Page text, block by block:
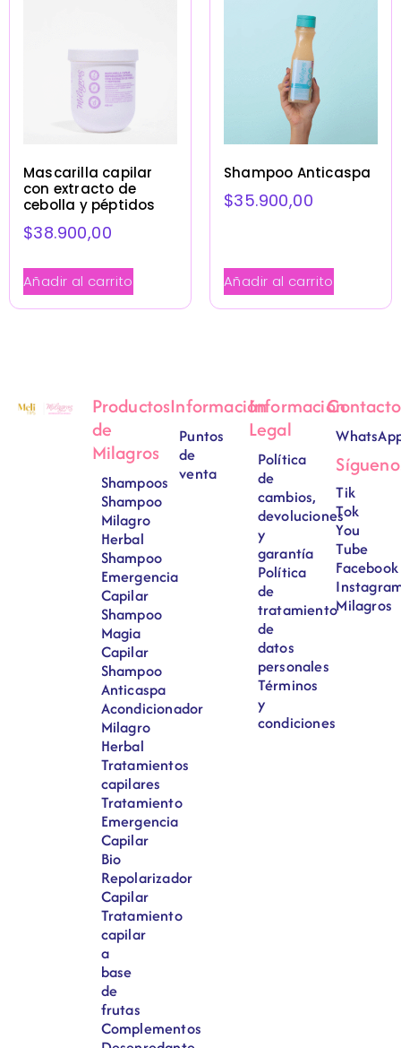
Mascarilla capilar
con extracto de
cebolla y péptidos
$38.900,00
Añadir al carrito
Shampoo Anticaspa
$35.900,00
Añadir al carrito
Productos
de
Milagros
Shampoos
Shampoo
Milagro
Herbal
Shampoo
Emergencia
Capilar
Shampoo
Magia
Capilar
Shampoo
Anticaspa
Acondicionador
Milagro
Herbal
Tratamientos
capilares
Tratamiento
Emergencia
Capilar
Bio
Repolarizador
Capilar
Tratamiento
capilar
a
base
de
frutas
Complementos
Información
Puntos
de
venta
Información
Legal
Política
de
cambios,
devoluciones
y
garantía
Política
de
tratamiento
de
datos
personales
Términos
y
condiciones
Contacto
Tik
Tok
You
Tube
Facebook
Milagros